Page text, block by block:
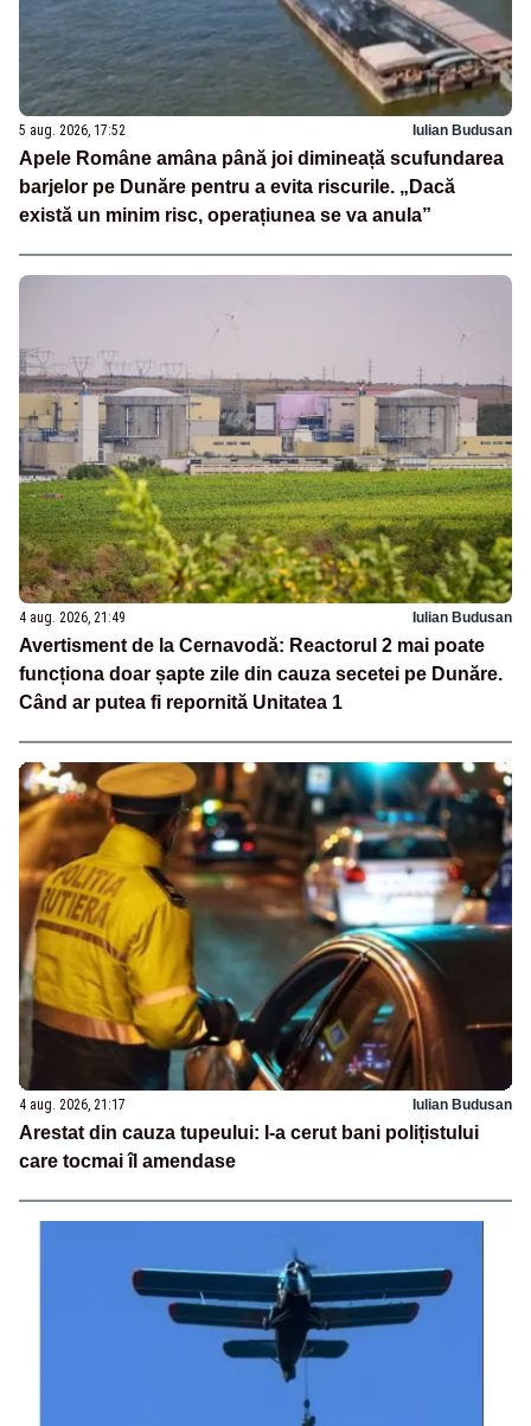
5 aug. 2026, 17:52 Iulian Budusan
Apele Române amâna până joi dimineață scufundarea
barjelor pe Dunăre pentru a evita riscurile. „Dacă
există un minim risc, operațiunea se va anula”
4 aug. 2026, 21:49 Iulian Budusan
Avertisment de la Cernavodă: Reactorul 2 mai poate
funcționa doar șapte zile din cauza secetei pe Dunăre.
Când ar putea fi repornită Unitatea 1
4 aug. 2026, 21:17 Iulian Budusan
Arestat din cauza tupeului: I-a cerut bani polițistului
care tocmai îl amendase